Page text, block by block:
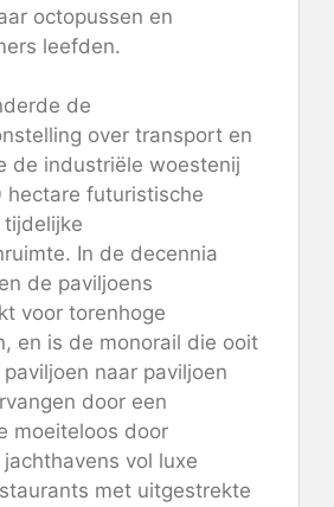
octopussen en
leefden.
de
over transport en
de industriële woestenij
hectare futuristische
tijdelijke
In de decennia
de paviljoens
voor torenhoge
en is de monorail die ooit
naar paviljoen
door een
moeiteloos door
vol luxe
met uitgestrekte